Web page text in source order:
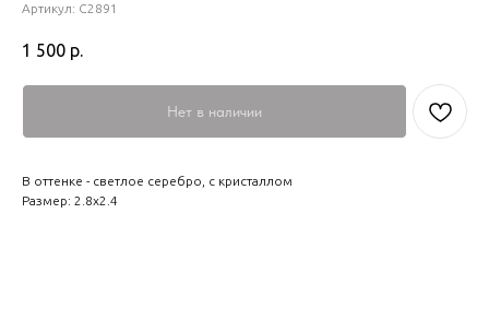
Артикул: С2891
1 500 р.
Нет в наличии
В оттенке - светлое серебро, с кристаллом
Размер: 2.8х2.4